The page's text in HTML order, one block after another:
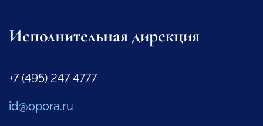
Исполнительная дирекция
+7 (495) 247 4777
id@opora.ru